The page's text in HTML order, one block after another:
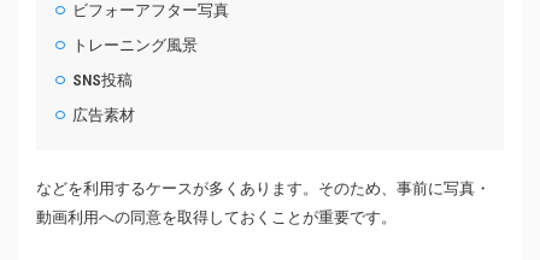
ビフォーアフター写真
トレーニング風景
SNS投稿
広告素材
などを利用するケースが多くあります。そのため、事前に写真・
動画利用への同意を取得しておくことが重要です。